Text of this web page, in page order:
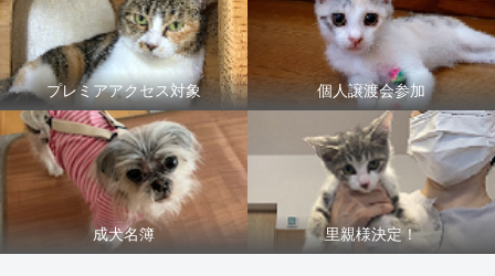
プレミアアクセス対象 個人譲渡会参加
成犬名簿 里親様決定！